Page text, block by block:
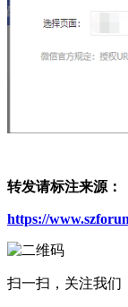
转发请标注来源：
https://
扫一扫，关注我们